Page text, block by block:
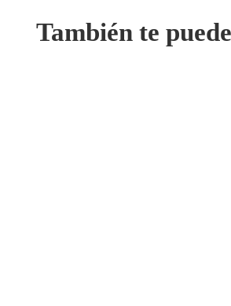
También te